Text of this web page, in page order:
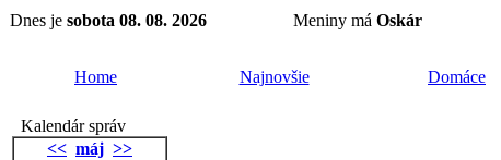
Dnes je sobota 08. 08. 2026 Meniny má Oskár
Home Najnovšie Domáce
Kalendár správ
<< máj >>